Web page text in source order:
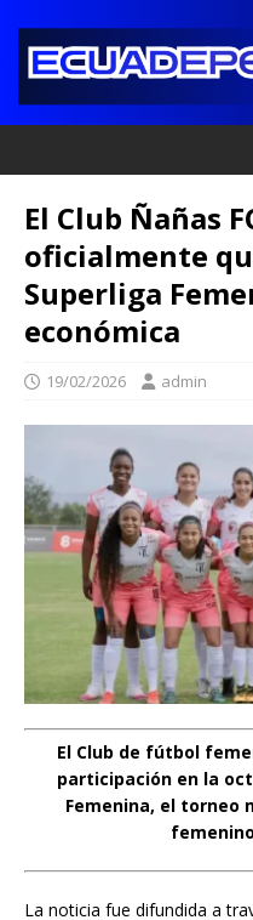
El Club Ñañas
oficialmente
Superliga
económica
19/02/2026 admin
El Club de fútbol
participación en la
Femenina, el
La noticia fue difundida a